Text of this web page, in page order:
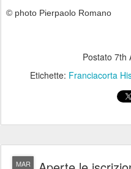
© photo Pierpaolo Romano
Postato 7th
Etichette: Franciacorta
MAR